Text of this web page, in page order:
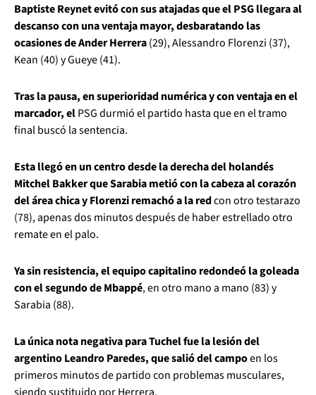
Baptiste Reynet evitó con sus atajadas que el PSG llegara al
descanso con una ventaja mayor, desbaratando las
ocasiones de Ander Herrera(29), Alessandro Florenzi (37),
Kean (40) y Gueye (41).
Tras la pausa, en superioridad numérica y con ventaja en el
marcador, elPSG durmió el partido hasta que en el tramo
final buscó la sentencia.
Esta llegó en un centro desde la derecha del holandés
Mitchel Bakker que Sarabia metió con la cabeza al corazón
del área chica y Florenzi remachó a la redcon otro testarazo
(78), apenas dos minutos después de haber estrellado otro
remate en el palo.
Ya sin resistencia, el equipo capitalino redondeó la goleada
con el segundo de Mbappé, en otro mano a mano (83) y
Sarabia (88).
La única nota negativa para Tuchel fue la lesión del
argentino Leandro Paredes, que salió del campoen los
primeros minutos de partido con problemas musculares,
siendo sustituido por Herrera.